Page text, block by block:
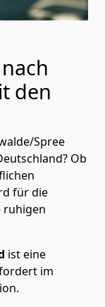
den
Spree
Ob
für die
ruhigen
ist eine
im